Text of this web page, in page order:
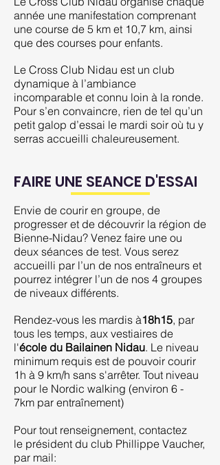
année une manifestation comprenant
une course de 5 km et 10,7 km, ainsi
que des courses pour enfants.
Le Cross Club Nidau est un club
dynamique à l’ambiance
incomparable et connu loin à la ronde.
Pour s’en convaincre, rien de tel qu’un
petit galop d’essai le mardi soir où tu y
serras accueilli chaleureusement.
FAIRE UNE SEANCE D'ESSAI
Envie de courir en groupe, de
progresser et de découvrir la région de
Bienne-Nidau? Venez faire une ou
deux séances de test. Vous serez
accueilli par l’un de nos entraîneurs et
pourrez intégrer l’un de nos 4 groupes
de niveaux différents.
Rendez-vous les mardis à18h15, par
tous les temps, aux vestiaires de
l'école du Bailainen Nidau. Le niveau
minimum requis est de pouvoir courir
1h à 9 km/h sans s'arrêter. Tout niveau
pour le Nordic walking (environ 6 -
7km par entraînement)
Pour tout renseignement, contactez
le président du club Phillippe Vaucher,
par mail: